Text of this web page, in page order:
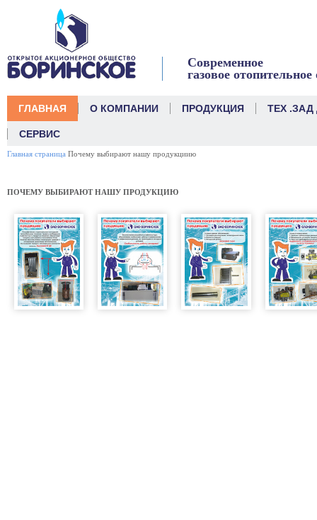
Современное
газовое
ГЛАВНАЯ О КОМПАНИИ ПРОДУКЦИЯ ТЕХ
СЕРВИС
Главная страница Почему выбирают нашу продукциию
ПОЧЕМУ ВЫБИРАЮТ НАШУ ПРОДУКЦИЮ